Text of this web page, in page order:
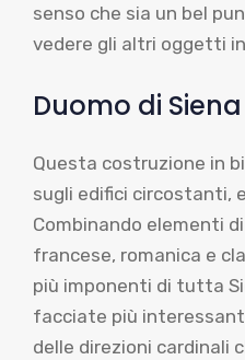
senso che sia un bel
vedere gli altri oggetti
Duomo di Siena
Questa costruzione in
sugli edifici circostanti,
Combinando elementi
francese, romanica e
più imponenti di tutta
facciate più
delle direzioni cardinali